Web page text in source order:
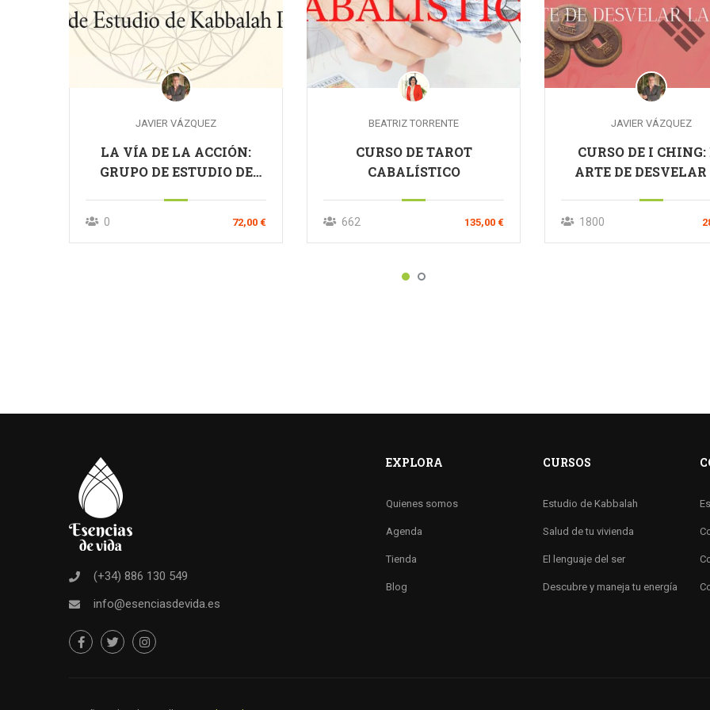
JAVIER VÁZQUEZ
LA VÍA DE LA ACCIÓN:
GRUPO DE ESTUDIO DE
0 72,00 €
BEATRIZ TORRENTE
CURSO DE TAROT
CABALÍSTICO
662 135,00 €
JAVIER VÁZQUEZ
CURSO DE I CHING:
ARTE DE
1800
(+34) 886 130 549
info@esenciasdevida.es
EXPLORA
Quienes somos
Agenda
Tienda
Blog
CURSOS
Estudio de Kabbalah
Salud de tu vivienda
El lenguaje del ser
Descubre y maneja tu energía